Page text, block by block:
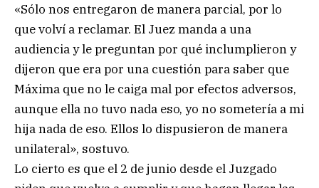
«Sólo nos entregaron de manera parcial, por lo
que volví a reclamar. El Juez manda a una
audiencia y le preguntan por qué inclumplieron y
dijeron que era por una cuestión para saber que
Máxima que no le caiga mal por efectos adversos,
aunque ella no tuvo nada eso, yo no sometería a mi
hija nada de eso. Ellos lo dispusieron de manera
unilateral», sostuvo.
Lo cierto es que el 2 de junio desde el Juzgado